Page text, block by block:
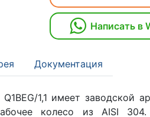
Написать в
Документация
1,1 имеет заводской
колесо из AISI